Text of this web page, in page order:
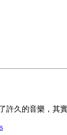
久的音樂，其